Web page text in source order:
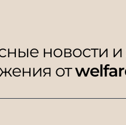
новости
от